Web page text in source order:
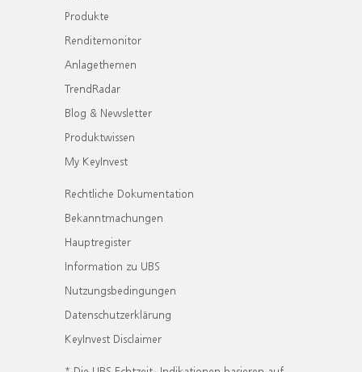
Produkte
Renditemonitor
Anlagethemen
TrendRadar
Blog & Newsletter
Produktwissen
My KeyInvest
Rechtliche Dokumentation
Bekanntmachungen
Hauptregister
Information zu UBS
Nutzungsbedingungen
Datenschutzerklärung
KeyInvest Disclaimer